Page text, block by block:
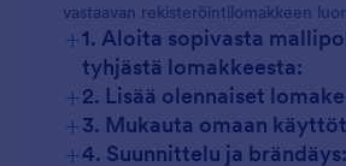
vastaavan rekisteröintilomakkeen
+1. Aloita sopivasta
tyhjästä lomakkeesta:
+2. Lisää olennaiset
+3. Mukauta omaan
+4. Suunnittelu ja brändäys: